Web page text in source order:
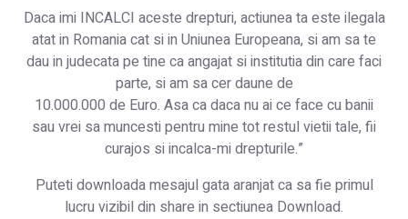
Daca imi INCALCI aceste drepturi, actiunea ta este ilegala
atat in Romania cat si in Uniunea Europeana, si am sa te
dau in judecata pe tine ca angajat si institutia din care faci
parte, si am sa cer daune de
10.000.000 de Euro. Asa ca daca nu ai ce face cu banii
sau vrei sa muncesti pentru mine tot restul vietii tale, fii
curajos si incalca-mi drepturile.”
Puteti downloada mesajul gata aranjat ca sa fie primul
lucru vizibil din share in sectiunea Download.